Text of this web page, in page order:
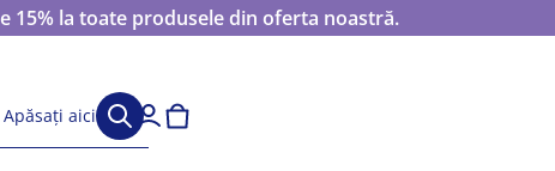
15% la toate produsele din oferta noastră.
aici